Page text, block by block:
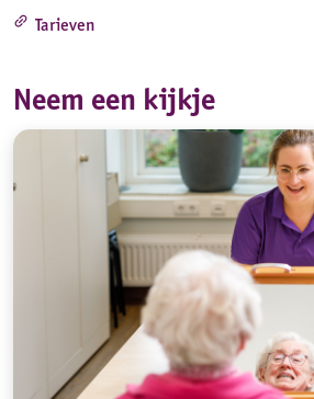
link Tarieven
Neem een kijkje